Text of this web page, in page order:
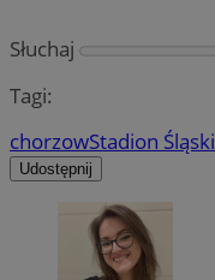
Słuchaj
Tagi:
chorzowStadion Śląski
Udostępnij